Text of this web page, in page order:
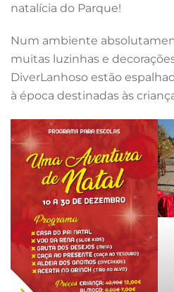
natalícia do Parque!
Num ambiente
muitas luzinhas e
DiverLanhoso estão
à época destinadas às